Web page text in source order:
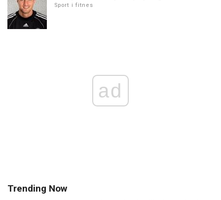
Sport i fitnes
ad
Trending Now